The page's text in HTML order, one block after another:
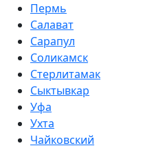
Пермь
Салават
Сарапул
Соликамск
Стерлитамак
Сыктывкар
Уфа
Ухта
Чайковский